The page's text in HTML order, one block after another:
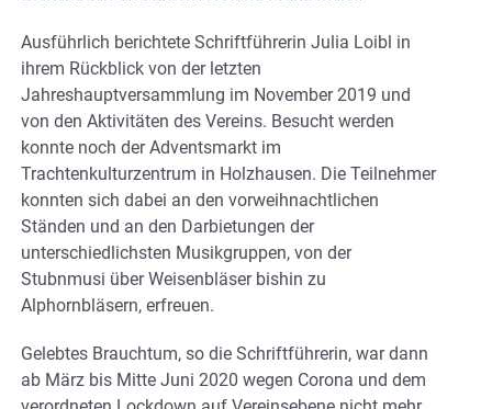
Ausführlich berichtete Schriftführerin Julia Loibl in
ihrem Rückblick von der letzten
Jahreshauptversammlung im November 2019 und
von den Aktivitäten des Vereins. Besucht werden
konnte noch der Adventsmarkt im
Trachtenkulturzentrum in Holzhausen. Die Teilnehmer
konnten sich dabei an den vorweihnachtlichen
Ständen und an den Darbietungen der
unterschiedlichsten Musikgruppen, von der
Stubnmusi über Weisenbläser bishin zu
Alphornbläsern, erfreuen.
Gelebtes Brauchtum, so die Schriftführerin, war dann
ab März bis Mitte Juni 2020 wegen Corona und dem